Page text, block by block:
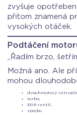
zvyšuje
přitom znamená
vysokých otáček.
Podtáčení
„Řadím brzo,
Možná ano. Ale
mohou
dvouhmotový
turbo,
EGR ventil,
spojku.